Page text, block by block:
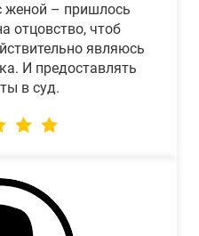
женой – пришлось
отцовство, чтоб
являюсь
И предоставлять
в суд.